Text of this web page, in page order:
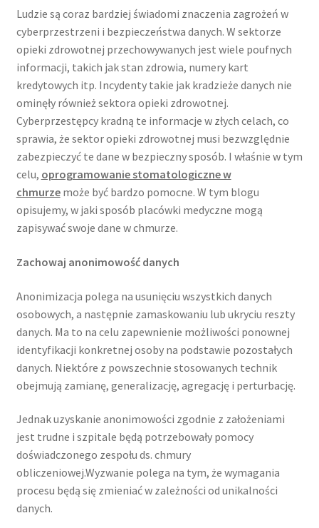
Ludzie są coraz bardziej świadomi znaczenia zagrożeń w
cyberprzestrzeni i bezpieczeństwa danych. W sektorze
opieki zdrowotnej przechowywanych jest wiele poufnych
informacji, takich jak stan zdrowia, numery kart
kredytowych itp. Incydenty takie jak kradzieże danych nie
ominęły również sektora opieki zdrowotnej.
Cyberprzestępcy kradną te informacje w złych celach, co
sprawia, że sektor opieki zdrowotnej musi bezwzględnie
zabezpieczyć te dane w bezpieczny sposób. I właśnie w tym
celu, oprogramowanie stomatologiczne w
chmurzemoże być bardzo pomocne. W tym blogu
opisujemy, w jaki sposób placówki medyczne mogą
zapisywać swoje dane w chmurze.
Zachowaj anonimowość danych
Anonimizacja polega na usunięciu wszystkich danych
osobowych, a następnie zamaskowaniu lub ukryciu reszty
danych. Ma to na celu zapewnienie możliwości ponownej
identyfikacji konkretnej osoby na podstawie pozostałych
danych. Niektóre z powszechnie stosowanych technik
obejmują zamianę, generalizację, agregację i perturbację.
Jednak uzyskanie anonimowości zgodnie z założeniami
jest trudne i szpitale będą potrzebowały pomocy
doświadczonego zespołu ds. chmury
obliczeniowej.Wyzwanie polega na tym, że wymagania
procesu będą się zmieniać w zależności od unikalności
danych.